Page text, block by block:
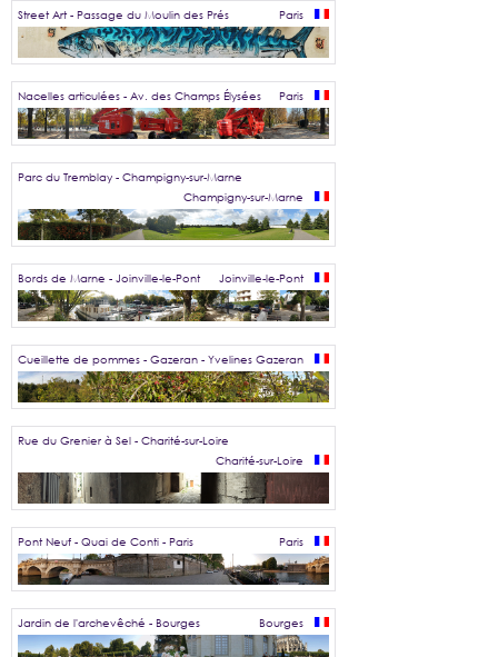
Street Art - Passage du Moulin des Prés Paris
Nacelles articulées - Av. des Champs Élysées Paris
Parc du Tremblay - Champigny-sur-Marne
Champigny-sur-Marne
Bords de Marne - Joinville-le-Pont Joinville-le-Pont
Cueillette de pommes - Gazeran - Yvelines Gazeran
Rue du Grenier à Sel - Charité-sur-Loire
Charité-sur-Loire
Pont Neuf - Quai de Conti - Paris Paris
Jardin de l'archevêché - Bourges Bourges